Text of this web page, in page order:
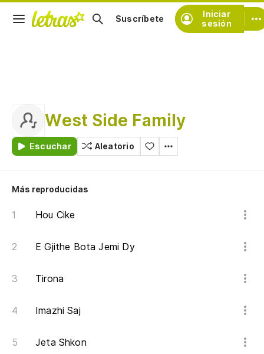
Iniciar
sesión
Suscríbete
West Side Family
Escuchar Aleatorio
Más reproducidas
Hou Cike
E Gjithe Bota Jemi Dy
Tirona
Imazhi Saj
Jeta Shkon